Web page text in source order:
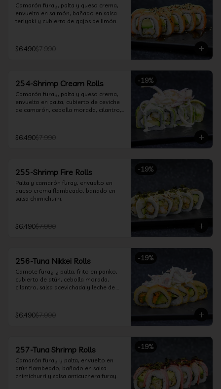
Camarón furay, palta y queso crema,
envuelto en salmón, bañado en salsa
teriyaki y cubierto de gajos de limón.
$6.490$7.990
-19%
254-Shrimp Cream Rolls
Camarón furay, palta y queso crema,
envuelto en palta, cubierto de ceviche
de camarón, cebolla morada, cilantro,
$6.490$7.990
-19%
255-Shrimp Fire Rolls
Palta y camarón furay, envuelto en
queso crema flambeado, bañado en
salsa chimichurri.
$6.490$7.990
-19%
256-Tuna Nikkei Rolls
Camote furay y palta, frito en panko,
cubierto de atún, cebolla morada,
cilantro, salsa acevichada y leche de
$6.490$7.990
-19%
257-Tuna Shrimp Rolls
Camarón furay y palta, envuelto en
atún flambeado, bañado en salsa
chimichurri y salsa anticuchera furay.